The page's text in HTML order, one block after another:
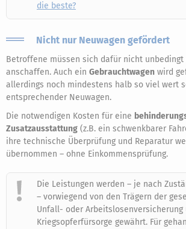
die beste?
Nicht nur Neuwagen gefördert
Betroffene müssen sich dafür nicht unbedingt
anschaffen. Auch ein Gebrauchtwagen wird
allerdings noch mindestens halb so viel wert
entsprechender Neuwagen.
Die notwendigen Kosten für eine
Zusatzausstattung (z.B. ein schwenkbarer
ihre technische Überprüfung und Reparatur
übernommen – ohne Einkommensprüfung.
Die Leistungen werden – je nach
– vorwiegend von den Trägern der
Unfall- oder Arbeitslosenversicherung
Kriegsopferfürsorge gewährt. Für